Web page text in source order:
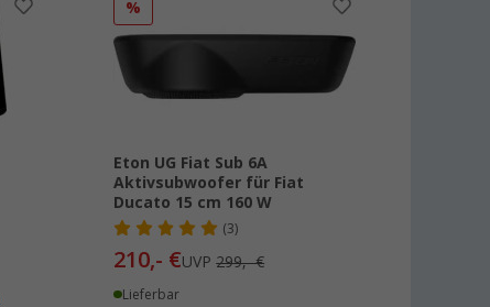
%
Eton UG Fiat Sub 6A
Aktivsubwoofer für Fiat
Ducato 15 cm 160 W
(3)
210,- €UVP299,- €
Lieferbar